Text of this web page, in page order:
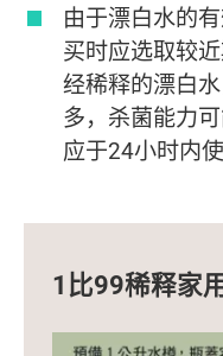
由于漂白水的
买时应选取较
经稀释的漂白
多，杀菌能力
应于24小时内
1比99稀释家